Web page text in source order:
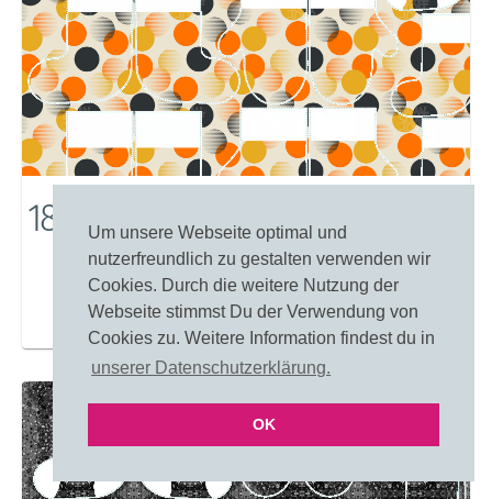
Um unsere Webseite optimal und
nutzerfreundlich zu gestalten verwenden wir
Cookies. Durch die weitere Nutzung der
Webseite stimmst Du der Verwendung von
Cookies zu. Weitere Information findest du in
unserer Datenschutzerklärung.
OK
18053: Retro Polka-Dots
Merken Einfärben